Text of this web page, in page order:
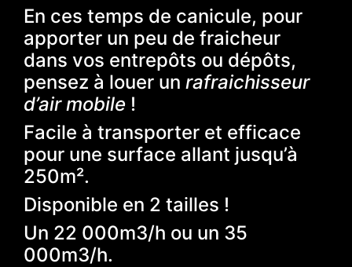
En ces temps de canicule, pour
apporter un peu de fraicheur
dans vos entrepôts ou dépôts,
pensez à louer un rafraichisseur
d’air mobile !
Facile à transporter et efficace
pour une surface allant jusqu’à
250m².
Disponible en 2 tailles !
Un 22 000m3/h ou un 35
000m3/h.